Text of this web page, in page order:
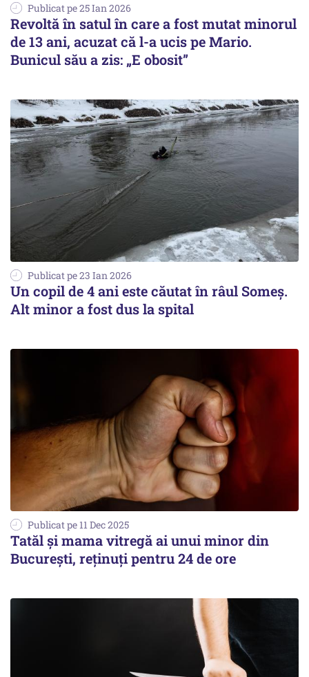
Publicat pe 25 Ian 2026
Revoltă în satul în care a fost mutat minorul
de 13 ani, acuzat că l-a ucis pe Mario.
Bunicul său a zis: „E obosit”
Publicat pe 23 Ian 2026
Un copil de 4 ani este căutat în râul Someș.
Alt minor a fost dus la spital
Publicat pe 11 Dec 2025
Tatăl și mama vitregă ai unui minor din
București, reținuți pentru 24 de ore